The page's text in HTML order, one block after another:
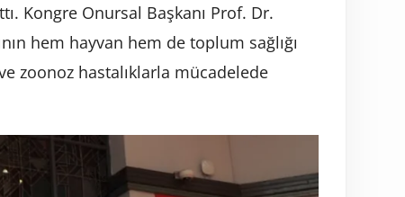
Kongre Onursal Başkanı Prof. Dr.
hem hayvan hem de toplum sağlığı
zoonoz hastalıklarla mücadelede